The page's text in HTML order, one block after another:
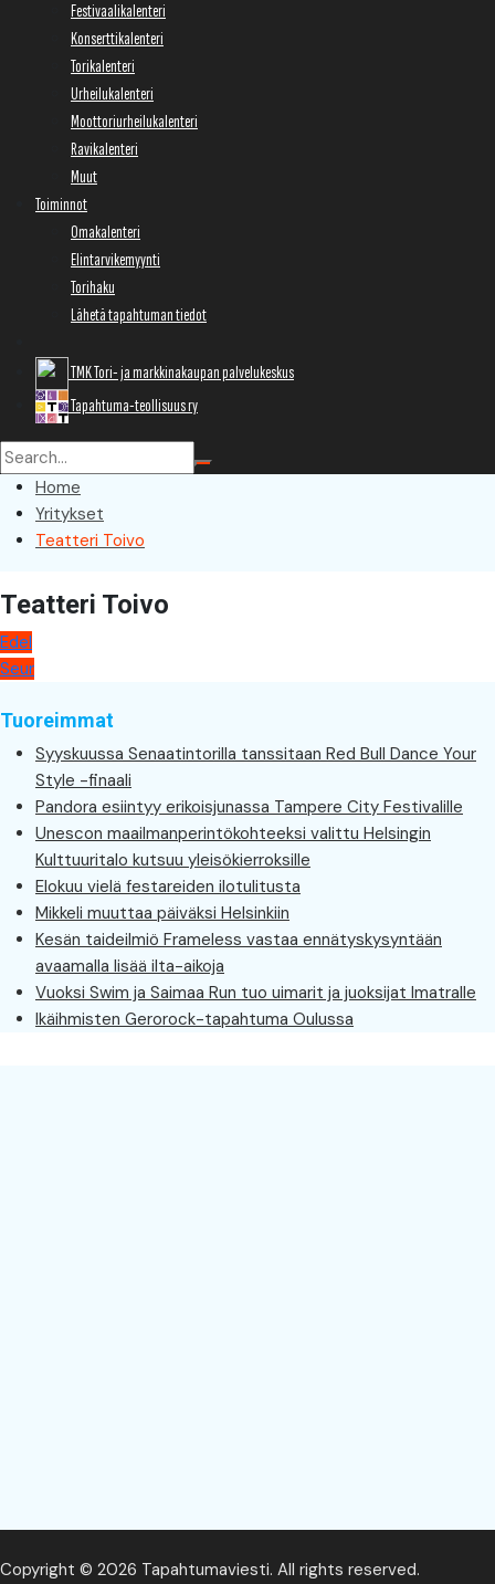
Festivaalikalenteri
Konserttikalenteri
Torikalenteri
Urheilukalenteri
Moottoriurheilukalenteri
Ravikalenteri
Muut
Toiminnot
Omakalenteri
Elintarvikemyynti
Torihaku
Lähetä tapahtuman tiedot
TMK Tori- ja markkinakaupan palvelukeskus
Tapahtuma-teollisuus ry
Home
Yritykset
Teatteri Toivo
Teatteri Toivo
Artikkelien
selaus
Edel
Seur
Tuoreimmat
Syyskuussa Senaatintorilla tanssitaan Red Bull Dance Your
Style -finaali
Pandora esiintyy erikoisjunassa Tampere City Festivalille
Unescon maailmanperintökohteeksi valittu Helsingin
Kulttuuritalo kutsuu yleisökierroksille
Elokuu vielä festareiden ilotulitusta
Mikkeli muuttaa päiväksi Helsinkiin
Kesän taideilmiö Frameless vastaa ennätyskysyntään
avaamalla lisää ilta-aikoja
Vuoksi Swim ja Saimaa Run tuo uimarit ja juoksijat Imatralle
Ikäihmisten Gerorock-tapahtuma Oulussa
Copyright © 2026 Tapahtumaviesti. All rights reserved.